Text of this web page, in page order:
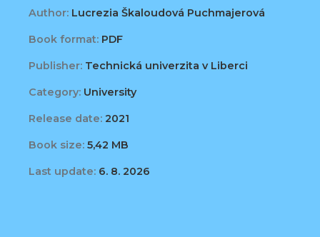
Author: Lucrezia Škaloudová Puchmajerová
Book format: PDF
Publisher: Technická univerzita v Liberci
Category: University
Release date: 2021
Book size: 5,42 MB
Last update: 6. 8. 2026